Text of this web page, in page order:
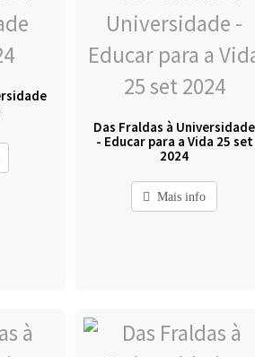
Das Fraldas à Universidade
- Educar para a Vida 25 set
2024
Mais info